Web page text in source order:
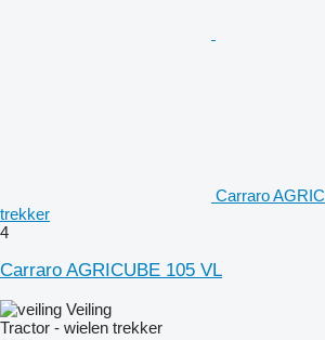
Carraro
trekker
4
Carraro AGRICUBE 105 VL
Veiling
Tractor - wielen trekker